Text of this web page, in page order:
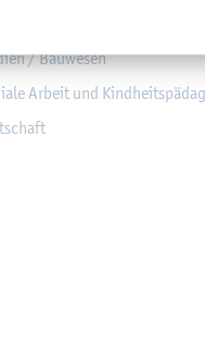
/ Bau­we­sen
Ar­beit und